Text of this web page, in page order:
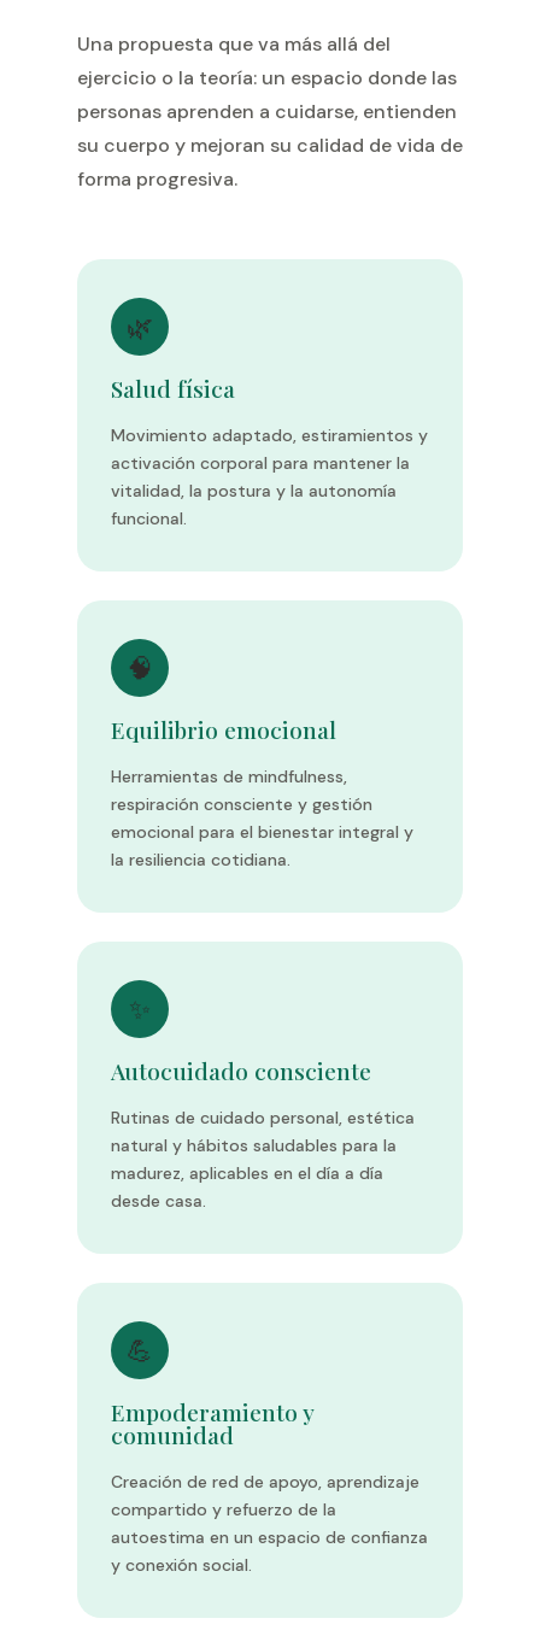
Una propuesta que va más allá del
ejercicio o la teoría: un espacio donde las
personas aprenden a cuidarse, entienden
su cuerpo y mejoran su calidad de vida de
forma progresiva.
🌿
Salud física
Movimiento adaptado, estiramientos y
activación corporal para mantener la
vitalidad, la postura y la autonomía
funcional.
🧠
Equilibrio emocional
Herramientas de mindfulness,
respiración consciente y gestión
emocional para el bienestar integral y
la resiliencia cotidiana.
✨
Autocuidado consciente
Rutinas de cuidado personal, estética
natural y hábitos saludables para la
madurez, aplicables en el día a día
desde casa.
💪
Empoderamiento y
comunidad
Creación de red de apoyo, aprendizaje
compartido y refuerzo de la
autoestima en un espacio de confianza
y conexión social.